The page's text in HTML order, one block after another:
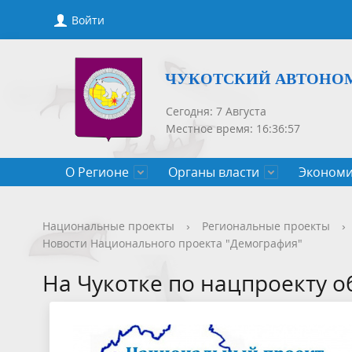
Войти
ЧУКОТСКИЙ
Сегодня: 7 Августа
Местное время: 16:36:57
О Регионе
Общие сведения
Органы власти
Губернатор
Государственные программы
Чукотского АО
Защита населения от ЧС
Нормативно-правовые акты Проекты
Новости Новости
Чукотского АО
Конкурсы, сведения о вакантных
должностях
Порядок
Порядок рассмотрения обращений
Порядок
приемов
Национальные проекты › Региональные проекты ›
Новости Национального проекта "Демография"
На Чукотке по нацпроекту